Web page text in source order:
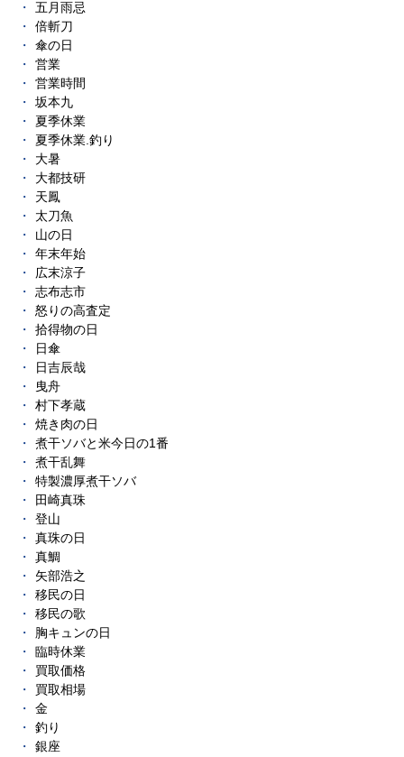
五月雨忌
倍斬刀
傘の日
営業
営業時間
坂本九
夏季休業
夏季休業.釣り
大暑
大都技研
天鳳
太刀魚
山の日
年末年始
広末涼子
志布志市
怒りの高査定
拾得物の日
日傘
日吉辰哉
曳舟
村下孝蔵
焼き肉の日
煮干ソバと米今日の1番
煮干乱舞
特製濃厚煮干ソバ
田崎真珠
登山
真珠の日
真鯛
矢部浩之
移民の日
移民の歌
胸キュンの日
臨時休業
買取価格
買取相場
金
釣り
銀座